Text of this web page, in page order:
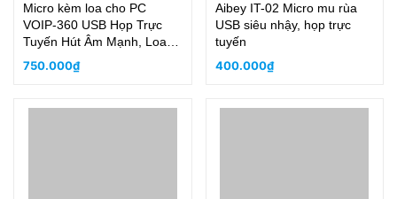
Micro kèm loa cho PC
VOIP-360 USB Họp Trực
Tuyến Hút Âm Mạnh, Loa
Phát To 6-7 người
750.000₫
Aibey IT-02 Micro mu rùa
USB siêu nhậy, họp trực
tuyến
400.000₫